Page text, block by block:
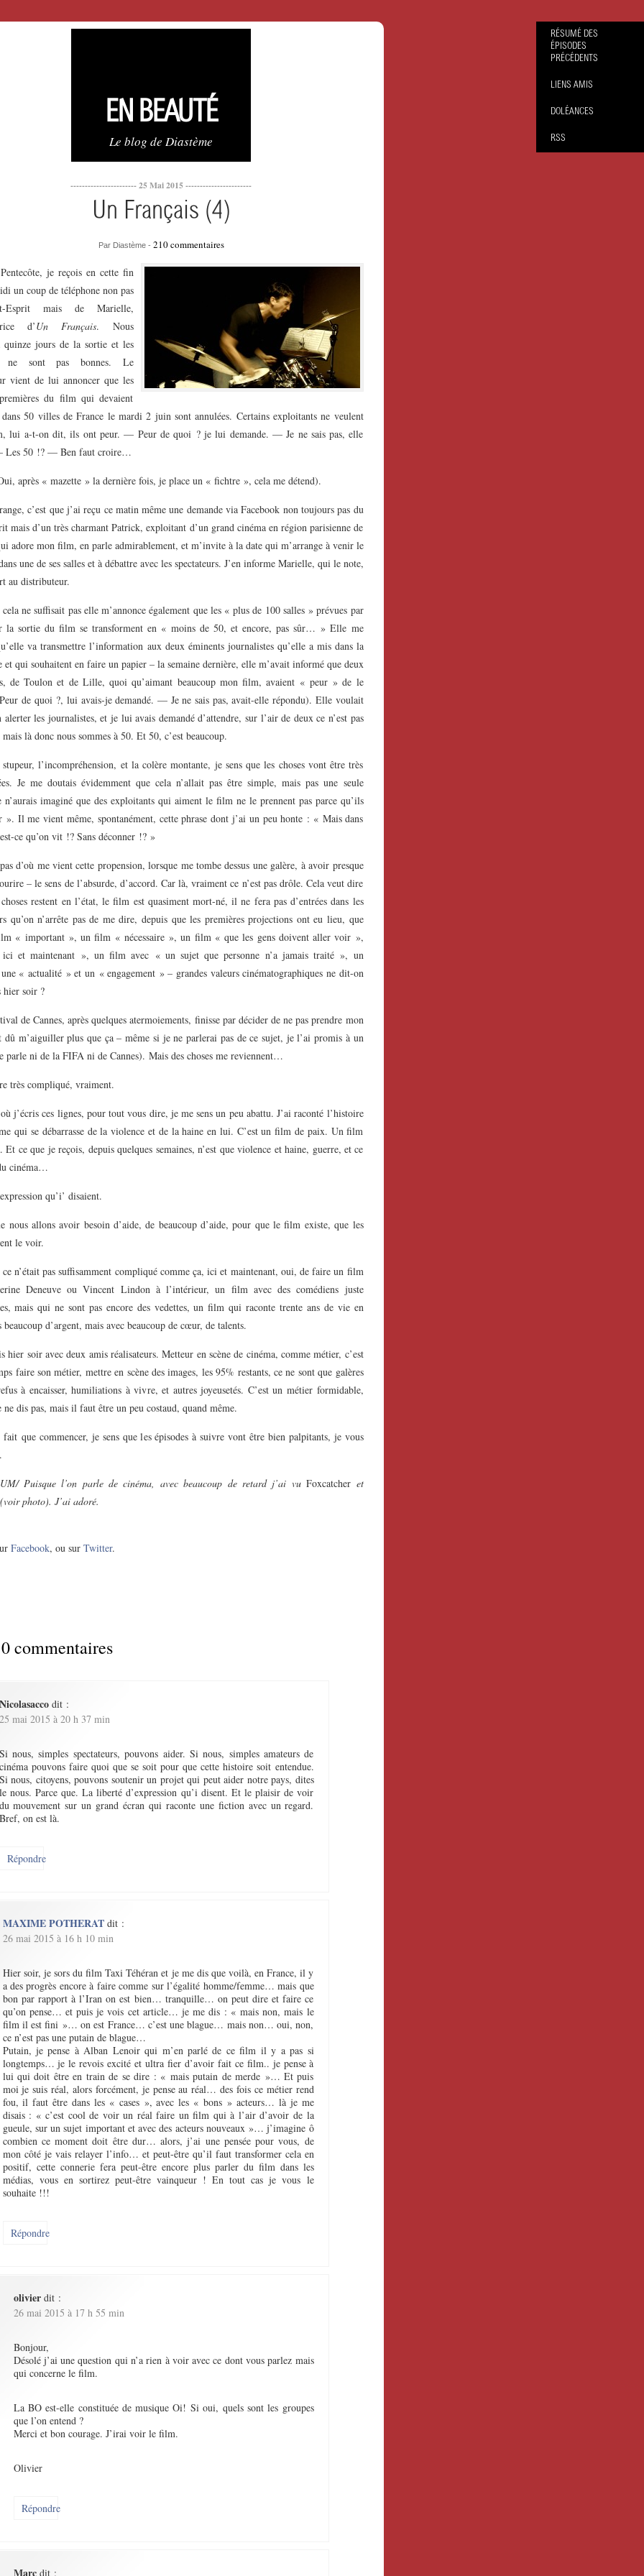
EN BEAUTÉ
Le blog de Diastème
----------------------- 25 Mai 2015 -----------------------
Un Français (4)
Par Diastème - 210 commentaires
je reçois en cette fin
un coup de téléphone non pas
Esprit mais de Marielle,
d’Un Français. Nous
quinze jours de la sortie et les
ne sont pas bonnes. Le
vient de lui annoncer que les
du film qui devaient
50 villes de France le mardi 2 juin sont annulées. Certains exploitants ne veulent
lui a-t-on dit, ils ont peur. — Peur de quoi ? je lui demande. — Je ne sais pas, elle
Les 50 !? — Ben faut croire…
après « mazette » la dernière fois, je place un « fichtre », cela me détend).
c’est que j’ai reçu ce matin même une demande via Facebook non toujours pas du
mais d’un très charmant Patrick, exploitant d’un grand cinéma en région parisienne de
adore mon film, en parle admirablement, et m’invite à la date qui m’arrange à venir le
une de ses salles et à débattre avec les spectateurs. J’en informe Marielle, qui le note,
au distributeur.
ne suffisait pas elle m’annonce également que les « plus de 100 salles » prévues par
la sortie du film se transforment en « moins de 50, et encore, pas sûr… » Elle me
va transmettre l’information aux deux éminents journalistes qu’elle a mis dans la
et qui souhaitent en faire un papier – la semaine dernière, elle m’avait informé que deux
de Toulon et de Lille, quoi qu’aimant beaucoup mon film, avaient « peur » de le
de quoi ?, lui avais-je demandé. — Je ne sais pas, avait-elle répondu). Elle voulait
alerter les journalistes, et je lui avais demandé d’attendre, sur l’air de deux ce n’est pas
là donc nous sommes à 50. Et 50, c’est beaucoup.
stupeur, l’incompréhension, et la colère montante, je sens que les choses vont être très
Je me doutais évidemment que cela n’allait pas être simple, mais pas une seule
n’aurais imaginé que des exploitants qui aiment le film ne le prennent pas parce qu’ils
». Il me vient même, spontanément, cette phrase dont j’ai un peu honte : « Mais dans
ce qu’on vit !? Sans déconner !? »
d’où me vient cette propension, lorsque me tombe dessus une galère, à avoir presque
– le sens de l’absurde, d’accord. Car là, vraiment ce n’est pas drôle. Cela veut dire
restent en l’état, le film est quasiment mort-né, il ne fera pas d’entrées dans les
qu’on n’arrête pas de me dire, depuis que les premières projections ont eu lieu, que
« important », un film « nécessaire », un film « que les gens doivent aller voir »,
et maintenant », un film avec « un sujet que personne n’a jamais traité », un
« actualité » et un « engagement » – grandes valeurs cinématographiques ne dit-on
hier soir ?
de Cannes, après quelques atermoiements, finisse par décider de ne pas prendre mon
m’aiguiller plus que ça – même si je ne parlerai pas de ce sujet, je l’ai promis à un
parle ni de la FIFA ni de Cannes). Mais des choses me reviennent…
très compliqué, vraiment.
j’écris ces lignes, pour tout vous dire, je me sens un peu abattu. J’ai raconté l’histoire
qui se débarrasse de la violence et de la haine en lui. C’est un film de paix. Un film
Et ce que je reçois, depuis quelques semaines, n’est que violence et haine, guerre, et ce
cinéma…
qu’i’ disaient.
nous allons avoir besoin d’aide, de beaucoup d’aide, pour que le film existe, que les
le voir.
n’était pas suffisamment compliqué comme ça, ici et maintenant, oui, de faire un film
Deneuve ou Vincent Lindon à l’intérieur, un film avec des comédiens juste
mais qui ne sont pas encore des vedettes, un film qui raconte trente ans de vie en
beaucoup d’argent, mais avec beaucoup de cœur, de talents.
hier soir avec deux amis réalisateurs. Metteur en scène de cinéma, comme métier, c’est
faire son métier, mettre en scène des images, les 95% restants, ce ne sont que galères
à encaisser, humiliations à vivre, et autres joyeusetés. C’est un métier formidable,
dis pas, mais il faut être un peu costaud, quand même.
que commencer, je sens que les épisodes à suivre vont être bien palpitants, je vous
Puisque l’on parle de cinéma, avec beaucoup de retard j’ai vuFoxcatcher et
(voir photo). J’ai adoré.
Facebook, ou sur Twitter.
commentaires
dit :
mai 2015 à 20 h 37 min
nous, simples spectateurs, pouvons aider. Si nous, simples amateurs de
pouvons faire quoi que se soit pour que cette histoire soit entendue.
nous, citoyens, pouvons soutenir un projet qui peut aider notre pays, dites
nous. Parce que. La liberté d’expression qu’i disent. Et le plaisir de voir
mouvement sur un grand écran qui raconte une fiction avec un regard.
on est là.
Répondre
MAXIME POTHERAT dit :
26 mai 2015 à 16 h 10 min
Hier soir, je sors du film Taxi Téhéran et je me dis que voilà, en France, il y
a des progrès encore à faire comme sur l’égalité homme/femme… mais que
bon par rapport à l’Iran on est bien… tranquille… on peut dire et faire ce
qu’on pense… et puis je vois cet article… je me dis : « mais non, mais le
film il est fini »… on est France… c’est une blague… mais non… oui, non,
ce n’est pas une putain de blague…
Putain, je pense à Alban Lenoir qui m’en parlé de ce film il y a pas si
longtemps… je le revois excité et ultra fier d’avoir fait ce film.. je pense à
lui qui doit être en train de se dire : « mais putain de merde »… Et puis
moi je suis réal, alors forcément, je pense au réal… des fois ce métier rend
fou, il faut être dans les « cases », avec les « bons » acteurs… là je me
disais : « c’est cool de voir un réal faire un film qui à l’air d’avoir de la
gueule, sur un sujet important et avec des acteurs nouveaux »… j’imagine ô
combien ce moment doit être dur… alors, j’ai une pensée pour vous, de
mon côté je vais relayer l’info… et peut-être qu’il faut transformer cela en
positif, cette connerie fera peut-être encore plus parler du film dans les
médias, vous en sortirez peut-être vainqueur ! En tout cas je vous le
souhaite !!!
Répondre
olivier dit :
26 mai 2015 à 17 h 55 min
Bonjour,
Désolé j’ai une question qui n’a rien à voir avec ce dont vous parlez mais
qui concerne le film.
La BO est-elle constituée de musique Oi! Si oui, quels sont les groupes
que l’on entend ?
Merci et bon courage. J’irai voir le film.
Olivier
Répondre
Marc dit :
RÉSUMÉ DES
ÉPISODES
PRÉCÉDENTS
LIENS AMIS
DOLÉANCES
RSS